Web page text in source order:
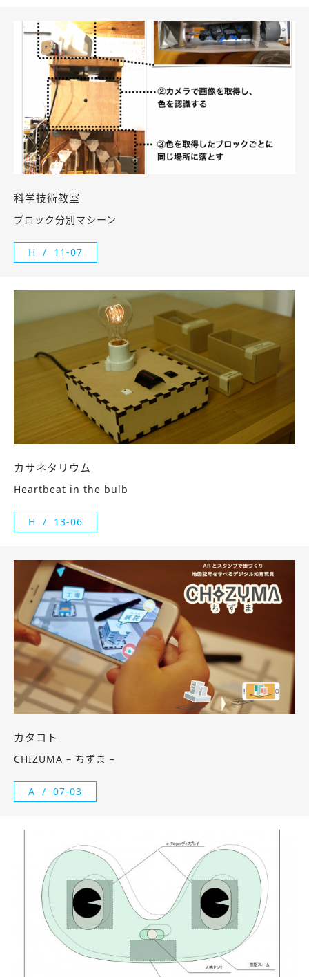
科学技術教室
ブロック分別マシーン
H 11-07
カサネタリウム
Heartbeat in the bulb
H 13-06
カタコト
CHIZUMA – ちずま –
A 07-03